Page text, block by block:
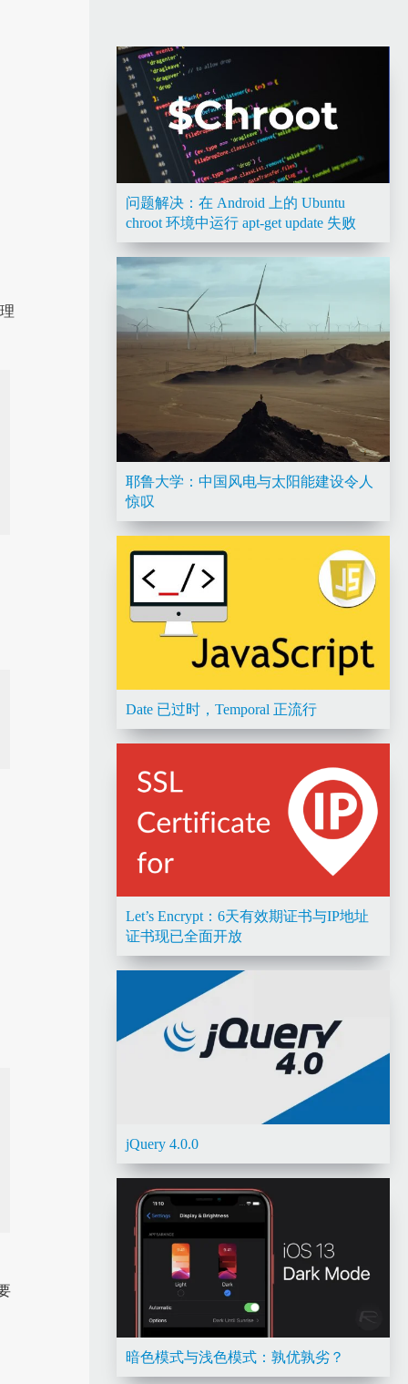
问题解决：在 Android 上的 Ubuntu
chroot 环境中运行 apt-get update 失败
耶鲁大学：中国风电与太阳能建设令人
惊叹
Date 已过时，Temporal 正流行
Let’s Encrypt：6天有效期证书与IP地址
证书现已全面开放
jQuery 4.0.0
暗色模式与浅色模式：孰优孰劣？